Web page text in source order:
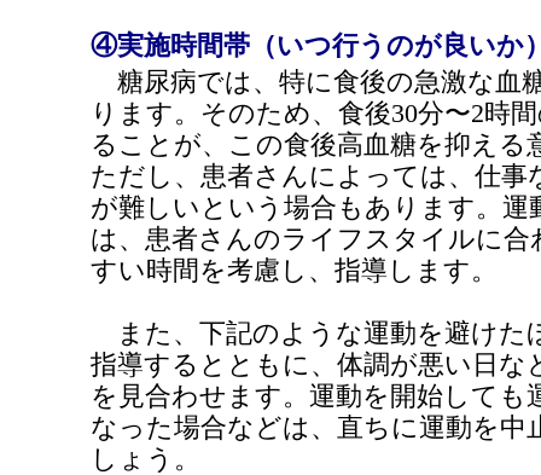
④実施時間帯（いつ行うのが良いか
糖尿病では、特に食後の急激な血
ります。そのため、食後30分〜2時
ることが、この食後高血糖を抑える
ただし、患者さんによっては、仕事
が難しいという場合もあります。運
は、患者さんのライフスタイルに合
すい時間を考慮し、指導します。
また、下記のような運動を避けた
指導するとともに、体調が悪い日な
を見合わせます。運動を開始しても
なった場合などは、直ちに運動を中
しょう。